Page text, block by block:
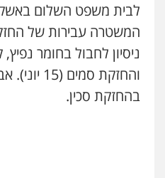
גיל דביר –
פשיעה
0506217771
לבית משפט השלום
המשטרה עבירות של
ניסיון לחבול בחומר
והחזקת
בהחזקת סכין.